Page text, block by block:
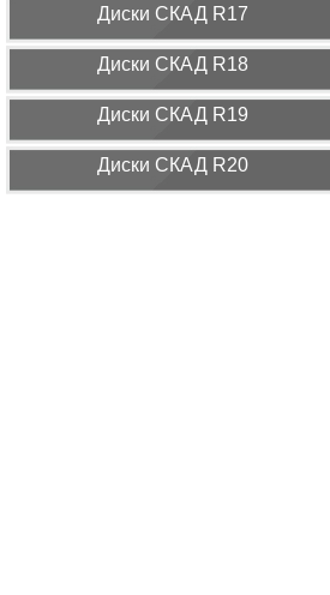
Диcки СКАД R17
Диcки СКАД R18
Диcки СКАД R19
Диcки СКАД R20